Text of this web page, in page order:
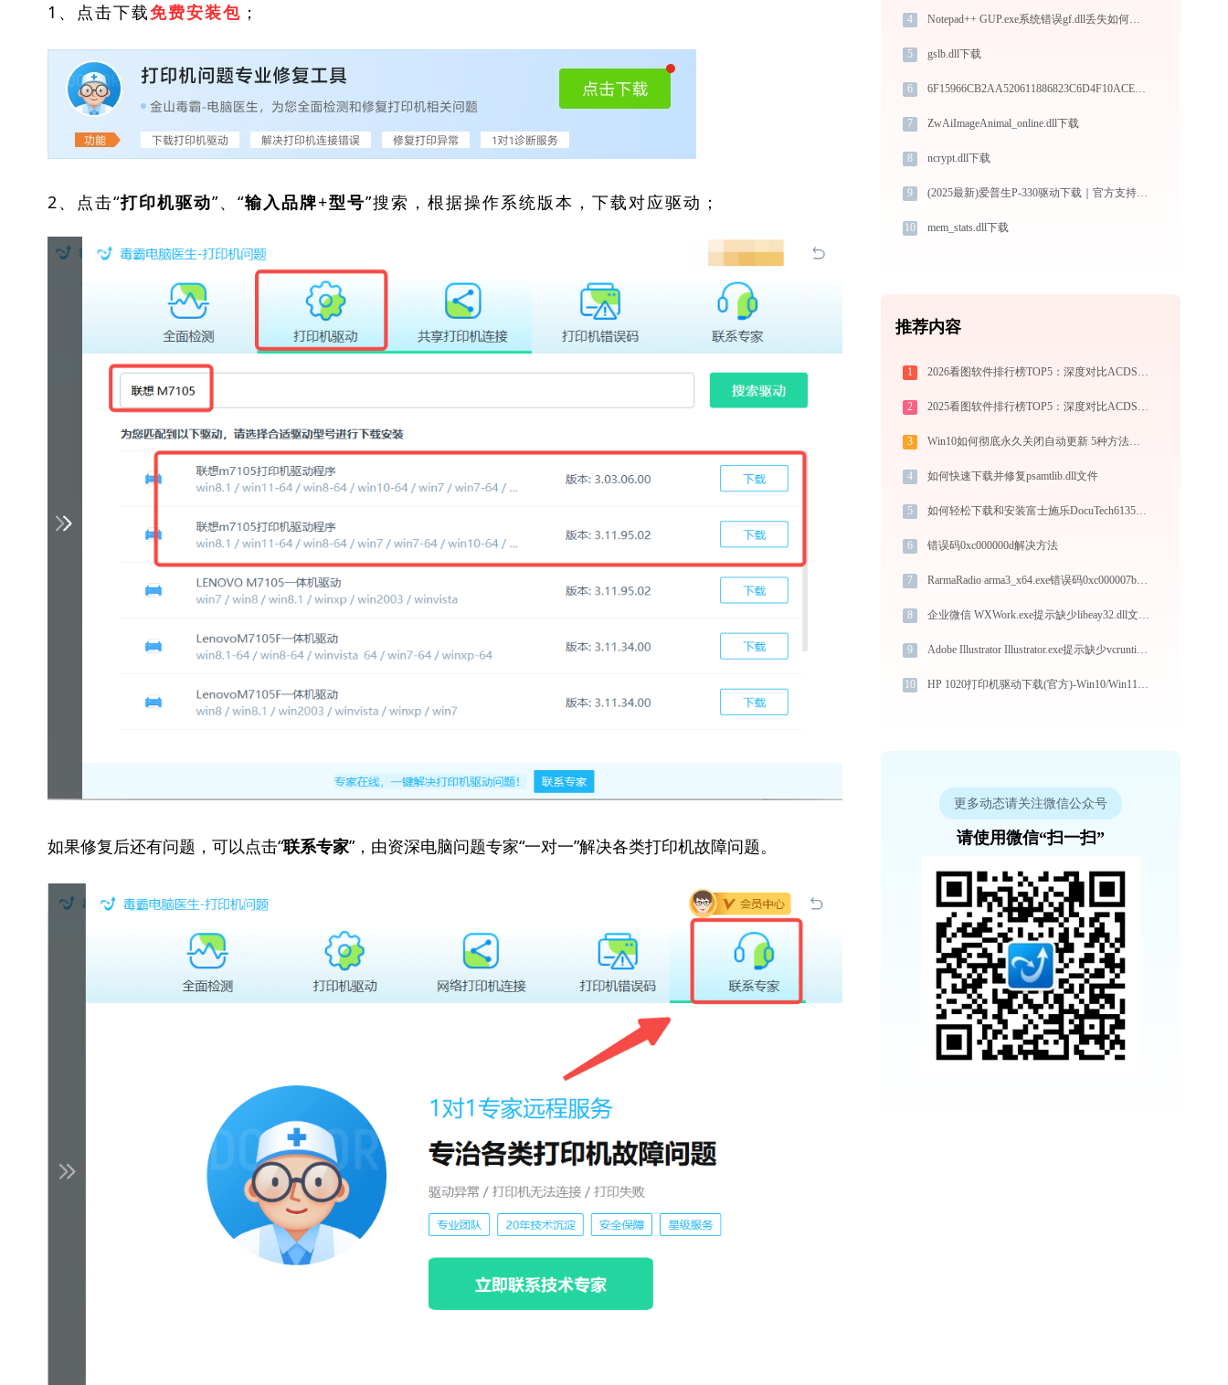
1、点击下载免费安装包 ；
2、点击“打印机驱动”、“输入品牌+型号”搜索，根据操作系统版本，下载对应驱动；
如果修复后还有问题，可以点击“联系专家”，由资深电脑问题专家“一对一”解决各类打印机故障问题。
4 Notepad++ GUP.exe系统错误gf.dll丢失如何解决
5 gslb.dll下载
6 6F15966CB2AA520611886823C6D4F10ACEAE2706.dll下载
7 ZwAiImageAnimal_online.dll下载
8 ncrypt.dll下载
9 (2025最新)爱普生P-330驱动下载｜官方支持Win10/Win11
10 mem_stats.dll下载
推荐内容
1 2026看图软件排行榜TOP5：深度对比ACDSee、2345、光影、Honeyview、FastStone
2 2025看图软件排行榜TOP5：深度对比ACDSee、2345、光影、Honeyview、FastStone
3 Win10如何彻底永久关闭自动更新 5种方法教你永久关闭win10自动更新
4 如何快速下载并修复psamtlib.dll文件
5 如何轻松下载和安装富士施乐DocuTech6135打印机驱动？跟着这篇指南走
6 错误码0xc000000d解决方法
7 RarmaRadio arma3_x64.exe错误码0xc000007b处理办法
8 企业微信 WXWork.exe提示缺少libeay32.dll文件的解决办法
9 Adobe Illustrator Illustrator.exe提示缺少vcruntime140_1.dll文件的解决办法
10 HP 1020打印机驱动下载(官方)-Win10/Win11兼容
更多动态请关注微信公众号
请使用微信“扫一扫”